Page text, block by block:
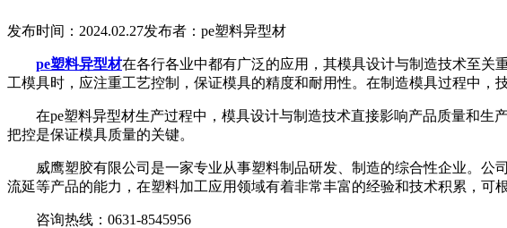
发布时间：2024.02.27发布者：pe塑料异型材
pe塑料异型材在各行各业中都有广泛的应用，其模具设计与制造技术至关
工模具时，应注重工艺控制，保证模具的精度和耐用性。在制造模具过程中，
在pe塑料异型材生产过程中，模具设计与制造技术直接影响产品质量和生
把控是保证模具质量的关键。
威鹰塑胶有限公司是一家专业从事塑料制品研发、制造的综合性企业。公司
流延等产品的能力，在塑料加工应用领域有着非常丰富的经验和技术积累，
咨询热线：0631-8545956